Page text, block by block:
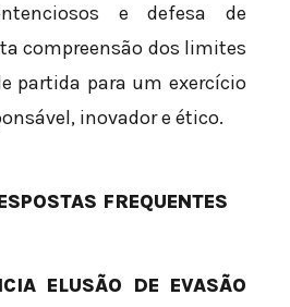
e defesa de
compreensão dos limites
partida para um exercício
inovador e ético.
FREQUENTES
ELUSÃO DE EVASÃO